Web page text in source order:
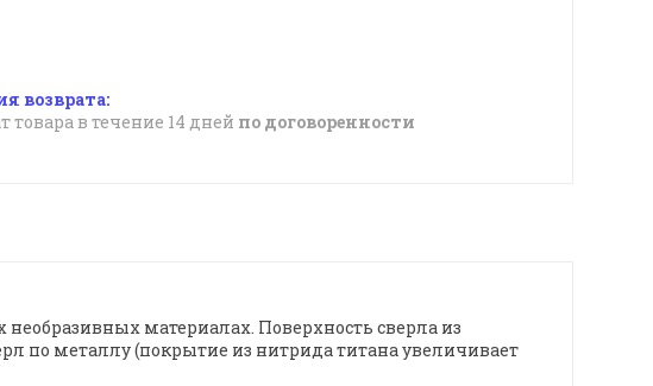
товара в течение 14 дней по договоренности
материалах. Поверхность сверла из
по металлу (покрытие из нитрида титана увеличивает